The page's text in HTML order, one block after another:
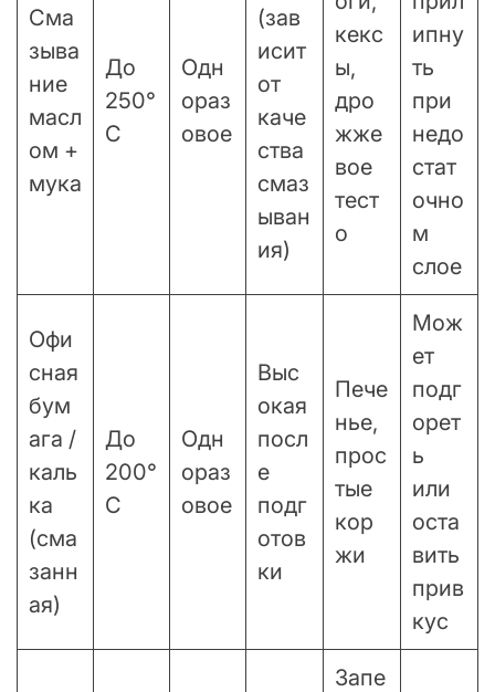
Сма
зыва
ние
масл
ом +
мука
До
250°
C
Одн
ораз
овое
(зав
исит
от
каче
ства
смаз
ыван
ия)
кекс
ы,
дро
жже
вое
тест
о
ипну
ть
при
недо
стат
очно
м
слое
Офи
сная
бум
ага /
каль
ка
(сма
занн
ая)
До
200°
C
Одн
ораз
овое
Выс
окая
посл
е
подг
отов
ки
Пече
нье,
прос
тые
кор
жи
Мож
ет
подг
орет
ь
или
оста
вить
прив
кус
Запе